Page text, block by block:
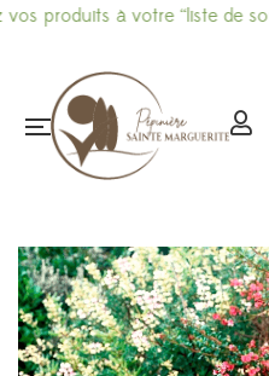
à votre “liste de souhaits” (